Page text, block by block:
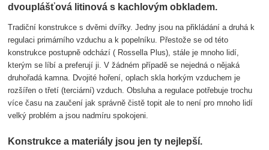
dvouplášťová litinová s kachlovým obkladem.
Tradiční konstrukce s dvěmi dvířky. Jedny jsou na přikládání a druhá k
regulaci primárního vzduchu a k popelníku. Přestože se od této
konstrukce postupně odchází ( Rossella Plus), stále je mnoho lidí,
kterým se líbí a preferují ji. V žádném případě se nejedná o nějaká
druhořadá kamna. Dvojité hoření, oplach skla horkým vzduchem je
rozšířen o třetí (terciární) vzduch. Obsluha a regulace potřebuje trochu
více času na zaučení jak správně čistě topit ale to není pro mnoho lidí
velký problém a jsou nadmíru spokojeni.
Konstrukce a materiály jsou jen ty nejlepší.